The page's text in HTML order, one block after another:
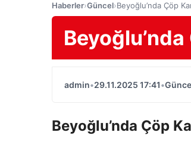
Haberler›Güncel›Beyoğlu’nda Çöp
admin•29.11.2025 17:41•
Beyoğlu’nda Çöp